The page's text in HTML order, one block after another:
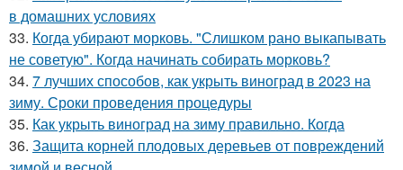
в домашних условиях
33. Когда убирают морковь. "Слишком рано выкапывать
не советую". Когда начинать собирать морковь?
34. 7 лучших способов, как укрыть виноград в 2023 на
зиму. Сроки проведения процедуры
35. Как укрыть виноград на зиму правильно. Когда
36. Защита корней плодовых деревьев от повреждений